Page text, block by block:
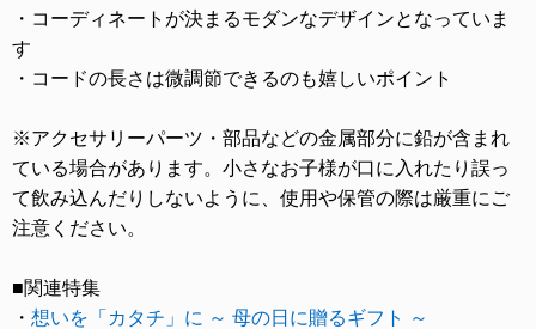
・コーディネートが決まるモダンなデザインとなっていま
す
・コードの長さは微調節できるのも嬉しいポイント
※アクセサリーパーツ・部品などの金属部分に鉛が含まれ
ている場合があります。小さなお子様が口に入れたり誤っ
て飲み込んだりしないように、使用や保管の際は厳重にご
注意ください。
■関連特集
・ 想いを「カタチ」に ～ 母の日に贈るギフト ～